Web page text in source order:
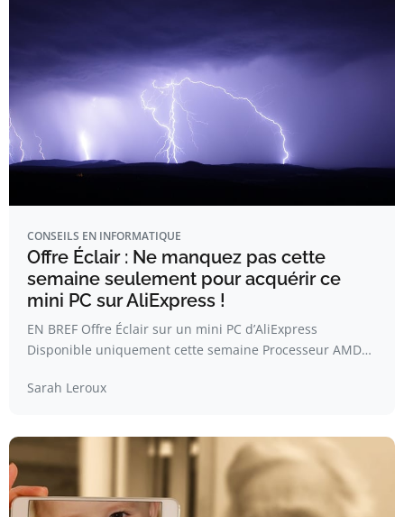
CONSEILS EN INFORMATIQUE
Offre Éclair : Ne manquez pas cette
semaine seulement pour acquérir ce
mini PC sur AliExpress !
EN BREF Offre Éclair sur un mini PC d’AliExpress
Disponible uniquement cette semaine Processeur AMD…
Sarah Leroux